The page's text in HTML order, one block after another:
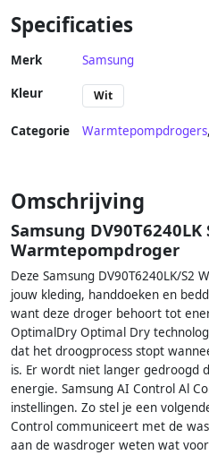
Specificaties
Merk Samsung
Kleur Wit
Categorie Warmtepompdrogers,
Omschrijving
Samsung DV90T6240LK
Warmtepompdroger
Deze Samsung DV90T6240LK/
jouw kleding, handdoeken en
want deze droger behoort tot
OptimalDry Optimal Dry
dat het droogprocess stopt
is. Er wordt niet langer gedroogd
energie. Samsung AI Control Al
instellingen. Zo stel je een
Control communiceert met de
aan de wasdroger weten wat